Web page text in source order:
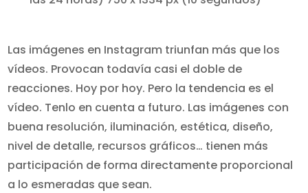
Las imágenes en Instagram triunfan más que los
vídeos. Provocan todavía casi el doble de
reacciones. Hoy por hoy. Pero la tendencia es el
vídeo. Tenlo en cuenta a futuro. Las imágenes con
buena resolución, iluminación, estética, diseño,
nivel de detalle, recursos gráficos… tienen más
participación de forma directamente proporcional
a lo esmeradas que sean.